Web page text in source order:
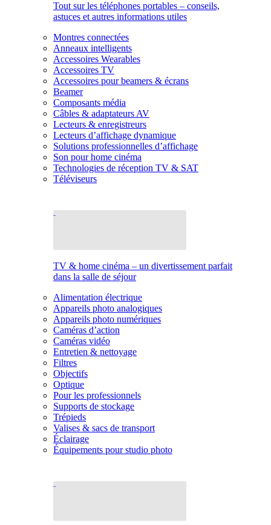
Tout sur les téléphones portables – conseils,
astuces et autres informations utiles
Montres connectées
Anneaux intelligents
Accessoires Wearables
Accessoires TV
Accessoires pour beamers & écrans
Beamer
Composants média
Câbles & adaptateurs AV
Lecteurs & enregistreurs
Lecteurs d’affichage dynamique
Solutions professionnelles d’affichage
Son pour home cinéma
Technologies de réception TV & SAT
Téléviseurs
TV & home cinéma – un divertissement parfait
dans la salle de séjour
Alimentation électrique
Appareils photo analogiques
Appareils photo numériques
Caméras d’action
Caméras vidéo
Entretien & nettoyage
Filtres
Objectifs
Optique
Pour les professionnels
Supports de stockage
Trépieds
Valises & sacs de transport
Éclairage
Équipements pour studio photo